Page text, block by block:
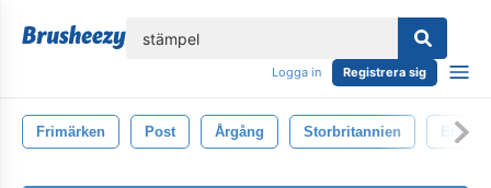
Logga in Registrera sig
Frimärken Post Årgång Storbritannien